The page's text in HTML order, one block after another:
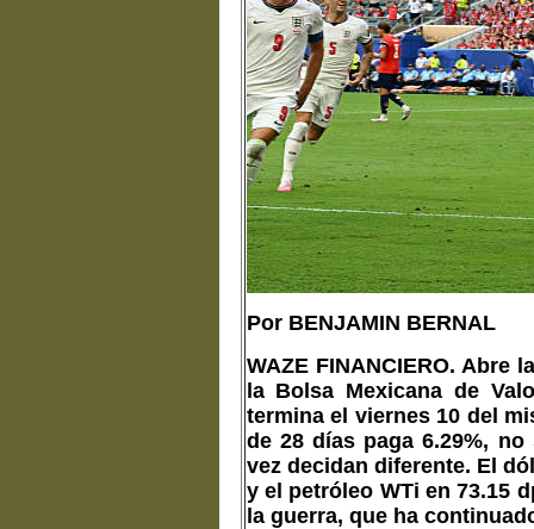
Por BENJAMIN BERNAL
WAZE FINANCIERO. Abre
la Bolsa Mexicana de
termina el viernes 10 del
de 28 días paga 6.29%,
vez decidan diferente. El
y el petróleo WTi en 73.15
la guerra, que ha